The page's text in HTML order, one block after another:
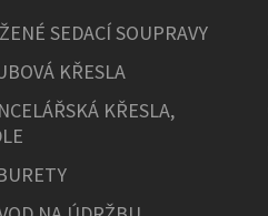
SEDACÍ SOUPRAVY
KŘESLA
KŘESLA,